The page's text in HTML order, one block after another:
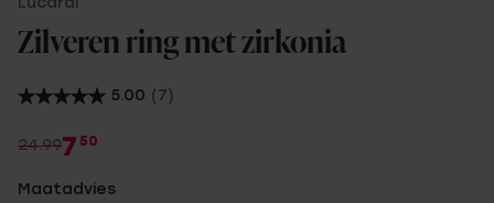
Zilveren ring met zirkonia
5.00 (7)
24.997 50
Maatadvies